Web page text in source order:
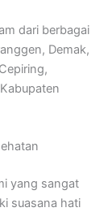
dari berbagai
Demak,
yang sangat
suasana hati